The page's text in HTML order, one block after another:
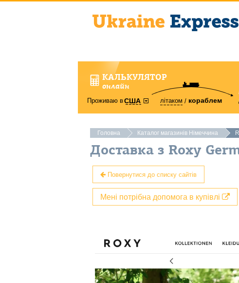
КАЛЬКУЛЯТОР
онлайн
Проживаю вСША літаком кораблем
Головна Каталог магазинів Німеччина
Доставка з Roxy
Повернутися до списку сайтів
Мені потрібна допомога в купівлі